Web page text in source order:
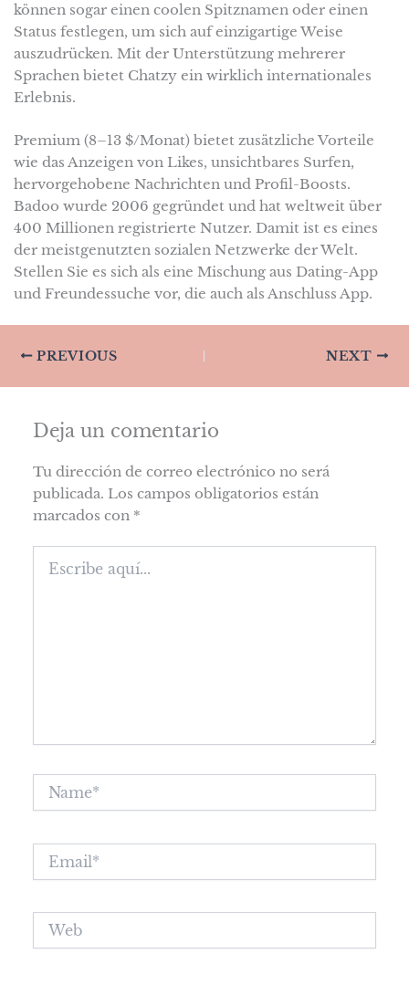
können sogar einen coolen Spitznamen oder einen
Status festlegen, um sich auf einzigartige Weise
auszudrücken. Mit der Unterstützung mehrerer
Sprachen bietet Chatzy ein wirklich internationales
Erlebnis.
Premium (8–13 $/Monat) bietet zusätzliche Vorteile
wie das Anzeigen von Likes, unsichtbares Surfen,
hervorgehobene Nachrichten und Profil-Boosts.
Badoo wurde 2006 gegründet und hat weltweit über
400 Millionen registrierte Nutzer. Damit ist es eines
der meistgenutzten sozialen Netzwerke der Welt.
Stellen Sie es sich als eine Mischung aus Dating-App
und Freundessuche vor, die auch als Anschluss App.
PREVIOUS NEXT
Deja un comentario
Tu dirección de correo electrónico no será
publicada. Los campos obligatorios están
marcados con *
aquí...
Name*
Email*
Web